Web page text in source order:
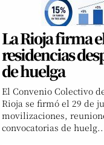
La Rioja firma
residencias
de huelga
El Convenio Colectivo
Rioja se firmó el 29 de
movilizaciones,
convocatorias de